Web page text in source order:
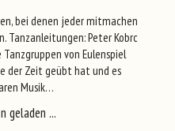
bei denen jeder mitmachen
Tanzanleitungen: Peter Kobrc
von Eulenspiel
der Zeit geübt hat und es
Musik…
geladen ...